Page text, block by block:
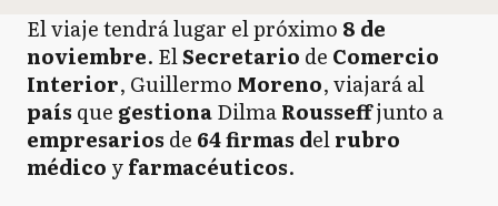
El viaje tendrá lugar el próximo 8 de
noviembre. ElSecretario de Comercio
Interior, Guillermo Moreno, viajará al
país que gestionaDilmaRousseffjunto a
empresarios de 64 firmas delrubro
médico yfarmacéuticos.